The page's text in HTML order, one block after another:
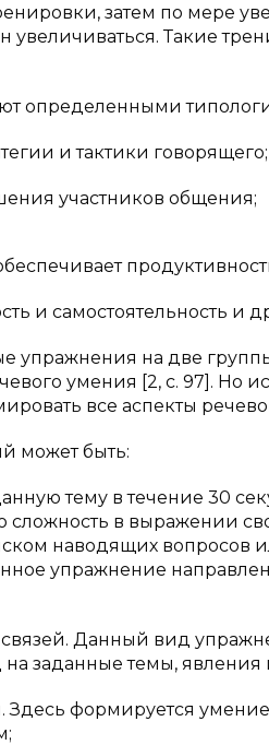
затем по мере
Такие
определенными
и тактики говорящего;
участников общения;
и самостоятельность и
упражнения на две
умения [2, с. 97]. Но
все аспекты
может быть:
тему в течение 30
сложность в выражении
наводящих вопросов
упражнение
связей. Данный вид
заданные темы,
формируется